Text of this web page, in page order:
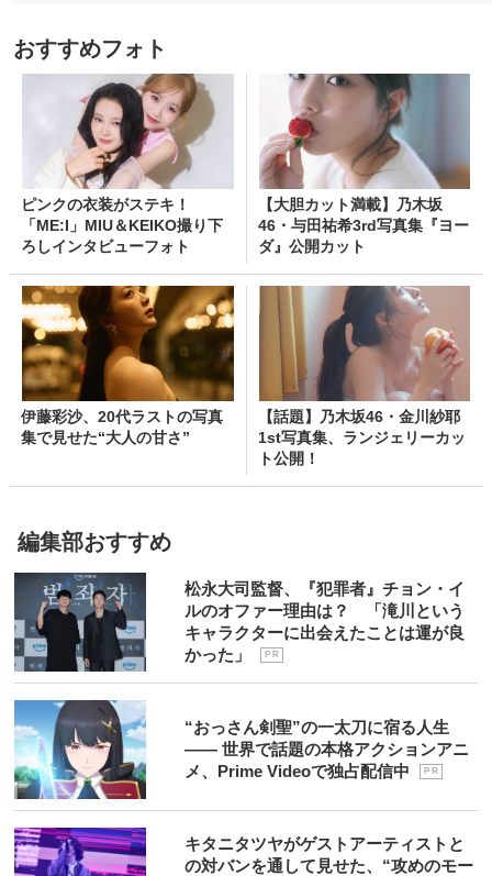
おすすめフォト
ピンクの衣装がステキ！
「ME:I」MIU＆KEIKO撮り下
ろしインタビューフォト
【大胆カット満載】乃木坂
46・与田祐希3rd写真集『ヨー
ダ』公開カット
伊藤彩沙、20代ラストの写真
集で見せた“大人の甘さ”
【話題】乃木坂46・金川紗耶
1st写真集、ランジェリーカッ
ト公開！
編集部おすすめ
松永大司監督、『犯罪者』チョン・イ
ルのオファー理由は？ 「滝川という
キャラクターに出会えたことは運が良
かった」
P R
“おっさん剣聖”の一太刀に宿る人生
―― 世界で話題の本格アクションアニ
メ、Prime Videoで独占配信中
P R
キタニタツヤがゲストアーティストと
の対バンを通して見せた、“攻めのモー